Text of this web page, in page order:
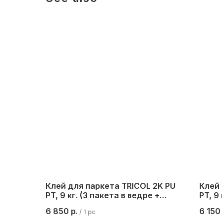
Клей для паркета TRICOL 2K PU
PT, 9 кг. (3 пакета в ведре +
6 850 р. / 1 pc
Клей
PT, 9
6 150